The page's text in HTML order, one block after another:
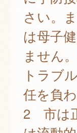
さい。
は母子
ません
トラブ
任を負
2 市は